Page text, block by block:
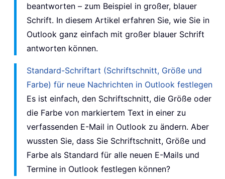
beantworten – zum Beispiel in großer, blauer
Schrift. In diesem Artikel erfahren Sie, wie Sie in
Outlook ganz einfach mit großer blauer Schrift
antworten können.
Standard-Schriftart (Schriftschnitt, Größe und
Farbe) für neue Nachrichten in Outlook festlegen
Es ist einfach, den Schriftschnitt, die Größe oder
die Farbe von markiertem Text in einer zu
verfassenden E-Mail in Outlook zu ändern. Aber
wussten Sie, dass Sie Schriftschnitt, Größe und
Farbe als Standard für alle neuen E-Mails und
Termine in Outlook festlegen können?